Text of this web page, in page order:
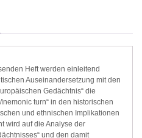
Heft werden einleitend
Auseinandersetzung mit den
Gedächtnis“ die
turn“ in den historischen
und ethnischen Implikationen
wird auf die Analyse der
und den damit